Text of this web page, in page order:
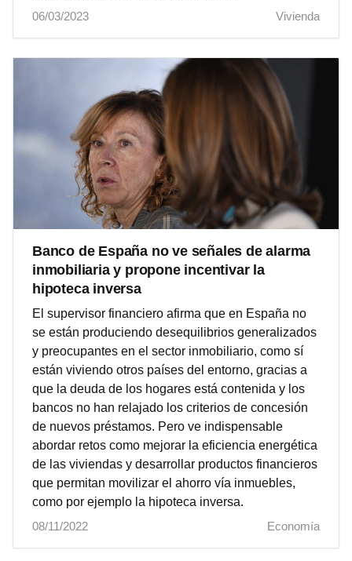
06/03/2023
Vivienda
Banco de España no ve señales de alarma
inmobiliaria y propone incentivar la
hipoteca inversa
El supervisor financiero afirma que en España no
se están produciendo desequilibrios generalizados
y preocupantes en el sector inmobiliario, como sí
están viviendo otros países del entorno, gracias a
que la deuda de los hogares está contenida y los
bancos no han relajado los criterios de concesión
de nuevos préstamos. Pero ve indispensable
abordar retos como mejorar la eficiencia energética
de las viviendas y desarrollar productos financieros
que permitan movilizar el ahorro vía inmuebles,
como por ejemplo la hipoteca inversa.
08/11/2022
Economía